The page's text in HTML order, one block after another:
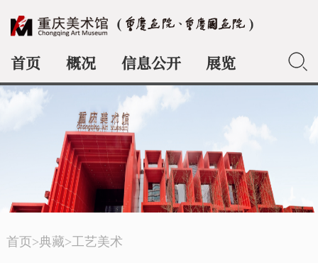
首页 概况 信息公开 展览 典藏
首页>典藏>工艺美术